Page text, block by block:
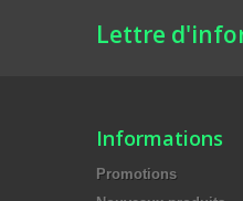
Lettre
Informations
Promotions